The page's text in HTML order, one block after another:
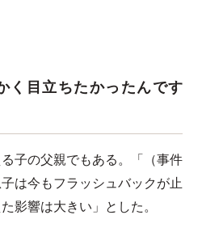
く目立ちたかったんです
子の父親でもある。「（事件
は今もフラッシュバックが止
影響は大きい」とした。